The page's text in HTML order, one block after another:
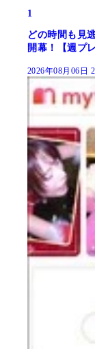
1
どの時間も見
開幕！【週プ
2026年08月06日